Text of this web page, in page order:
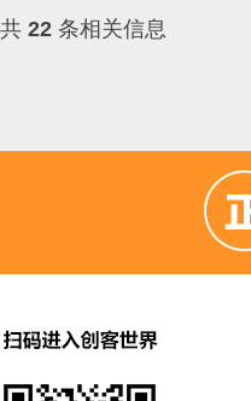
共 22 条相关信息